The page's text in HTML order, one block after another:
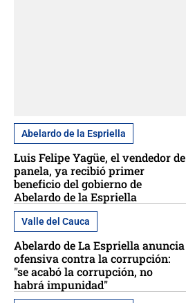
Abelardo de la Espriella
Luis Felipe Yagüe, el vendedor de
panela, ya recibió primer
beneficio del gobierno de
Abelardo de la Espriella
Valle del Cauca
Abelardo de La Espriella anuncia
ofensiva contra la corrupción:
"se acabó la corrupción, no
habrá impunidad"